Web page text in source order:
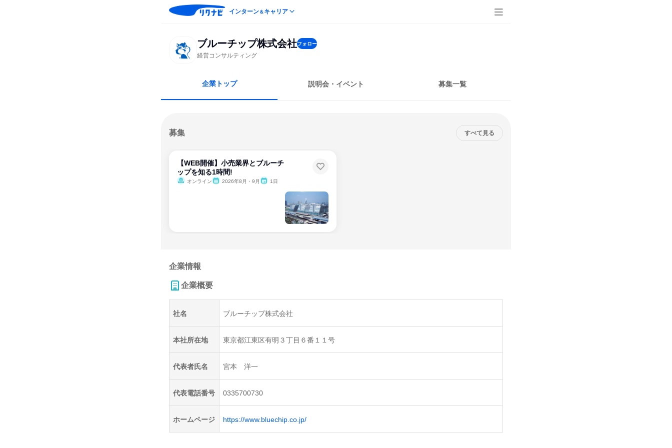
インターン＆キャリア
ブルーチップ株式会社フォロー
経営コンサルティング
企業トップ 説明会・イベント 募集一覧
募集 すべて見る
【WEB開催】小売業界とブルーチ
ップを知る1時間!
オンライン 2026年8月・9月 1日
企業情報
企業概要
社名 ブルーチップ株式会社
本社所在地 東京都江東区有明３丁目６番１１号
代表者氏名 宮本 洋一
代表電話番号 0335700730
ホームページ https://www.bluechip.co.jp/